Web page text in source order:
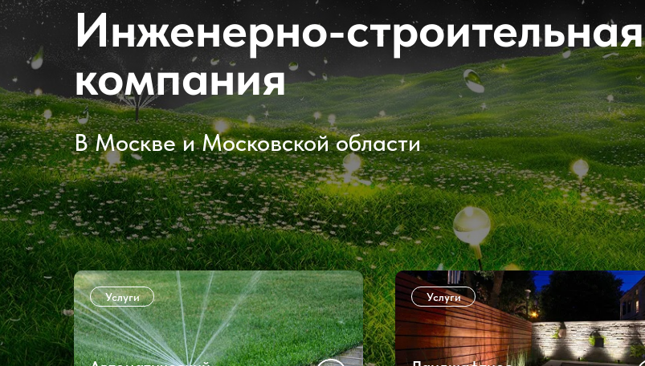
Инженерно-строительная
компания
В Москве и Московской области
Услуги Услуги